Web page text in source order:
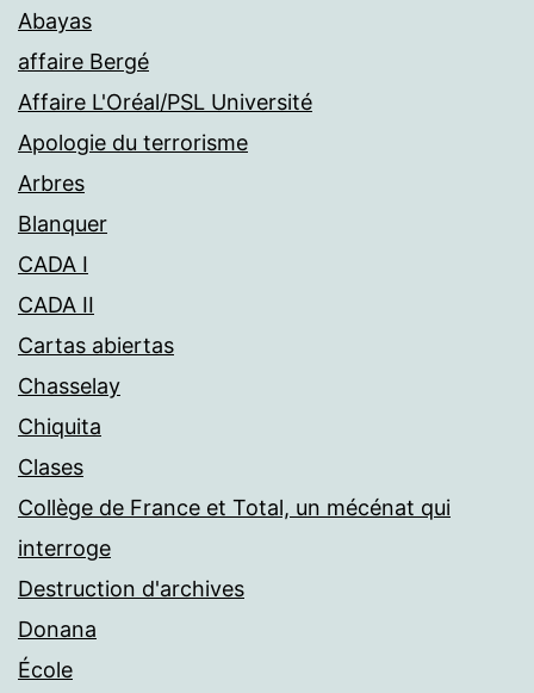
Abayas
affaire Bergé
Affaire L'Oréal/PSL Université
Apologie du terrorisme
Arbres
Blanquer
CADA I
CADA II
Cartas abiertas
Chasselay
Chiquita
Clases
Collège de France et Total, un mécénat qui
interroge
Destruction d'archives
Donana
École